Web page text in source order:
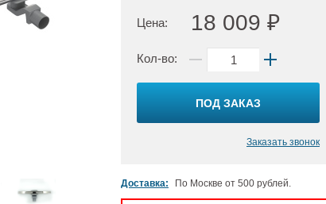
Цена: 18 009 ₽
Кол-во:
ПОД ЗАКАЗ
Заказать звонок
Доставка: По Москве от 500 рублей.